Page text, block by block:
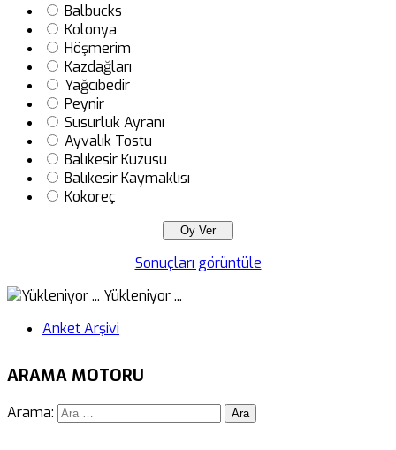
Balbucks
Kolonya
Höşmerim
Kazdağları
Yağcıbedir
Peynir
Susurluk Ayranı
Ayvalık Tostu
Balıkesir Kuzusu
Balıkesir Kaymaklısı
Kokoreç
Sonuçları görüntüle
Yükleniyor ...
Anket Arşivi
ARAMA MOTORU
Arama: